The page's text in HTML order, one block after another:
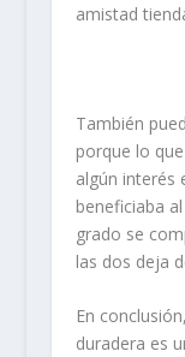
amistad
También
porque lo
algún interés
beneficiaba
grado se
las dos deja
En
duradera es